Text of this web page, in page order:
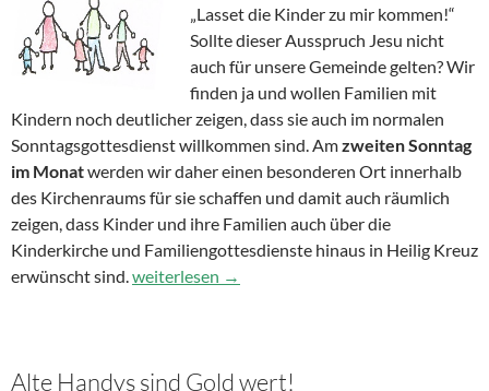
„Lasset die Kinder zu mir kommen!“
Sollte dieser Ausspruch Jesu nicht
auch für unsere Gemeinde gelten? Wir
finden ja und wollen Familien mit
Kindern noch deutlicher zeigen, dass sie auch im normalen
Sonntagsgottesdienst willkommen sind. Amzweiten Sonntag
im Monatwerden wir daher einen besonderen Ort innerhalb
des Kirchenraums für sie schaffen und damit auch räumlich
zeigen, dass Kinder und ihre Familien auch über die
Kinderkirche und Familiengottesdienste hinaus in Heilig Kreuz
erwünscht sind.Neu: Gottesdienst mit Familienraum
weiterlesen →
Alte Handys sind Gold wert!